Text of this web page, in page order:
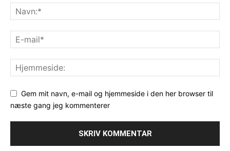
Gem mit navn, e-mail og hjemmeside i den her browser til
næste gang jeg kommenterer